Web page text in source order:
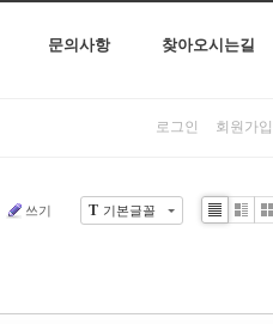
문의사항 찾아오시는길
로그인 회원가입
T 기본글꼴
쓰기
Li
Zi
G
y